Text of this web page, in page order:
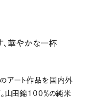
、華やかな一杯
アート作品を国内外
。山田錦100％の純米